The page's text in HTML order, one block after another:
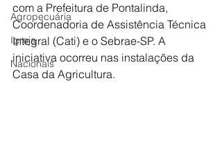
Agropecuária
Igreja
Nacionais
com a Prefeitura de Pontalinda,
Coordenadoria de Assistência Técnica
Integral (Cati) e o Sebrae-SP. A
iniciativa ocorreu nas instalações da
Casa da Agricultura.